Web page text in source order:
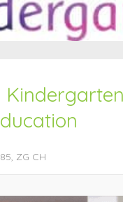
85 ZG CH